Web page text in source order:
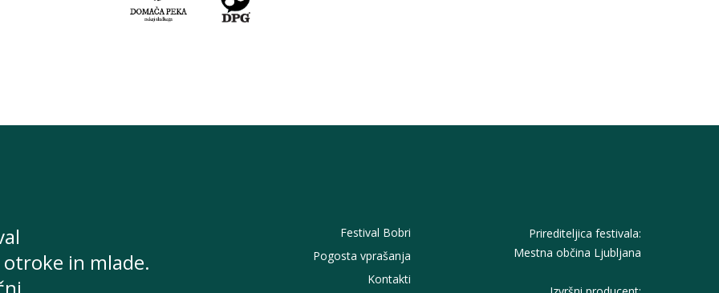
in mlade.
Festival Bobri
Pogosta vprašanja
Kontakti
Prirediteljica festivala:
Mestna občina Ljubljana